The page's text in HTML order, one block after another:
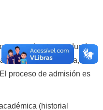
a aspirantes graduados
Informática,
proceso de admisión es
(historial